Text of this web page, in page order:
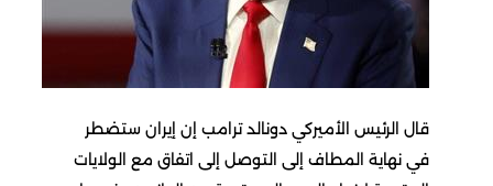
قال الرئيس الأميركي دونالد ترامب إن إيران ستضطر
في نهاية المطاف إلى التوصل إلى اتفاق مع الولايات